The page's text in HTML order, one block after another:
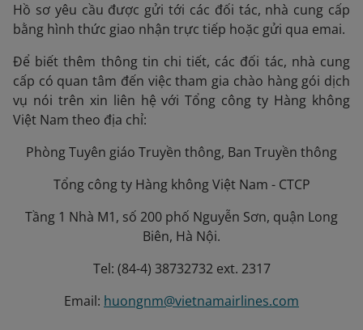
Hồ sơ yêu cầu được gửi tới các đối tác, nhà cung cấp
bằng hình thức giao nhận trực tiếp hoặc gửi qua emai.
Để biết thêm thông tin chi tiết, các đối tác, nhà cung
cấp có quan tâm đến việc tham gia chào hàng gói dịch
vụ nói trên xin liên hệ với Tổng công ty Hàng không
Việt Nam theo địa chỉ:
Phòng Tuyên giáo Truyền thông, Ban Truyền thông
Tổng công ty Hàng không Việt Nam - CTCP
Tầng 1 Nhà M1, số 200 phố Nguyễn Sơn, quận Long
Biên, Hà Nội.
Tel: (84-4) 38732732 ext. 2317
Email: huongnm@vietnamairlines.com